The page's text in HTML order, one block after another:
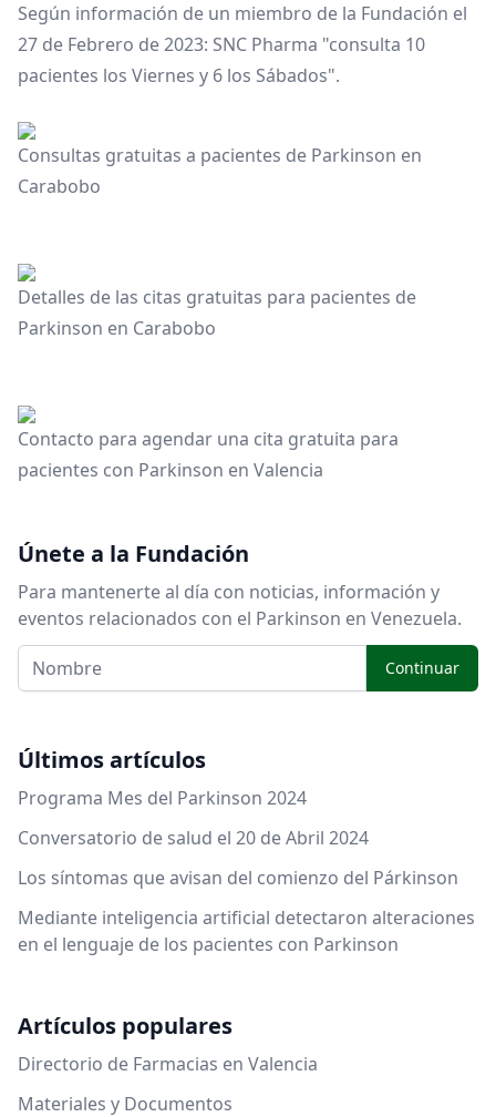
Según información de un miembro de la Fundación el
27 de Febrero de 2023: SNC Pharma "consulta 10
pacientes los Viernes y 6 los Sábados".
Consultas gratuitas a pacientes de Parkinson en
Carabobo
Detalles de las citas gratuitas para pacientes de
Parkinson en Carabobo
Contacto para agendar una cita gratuita para
pacientes con Parkinson en Valencia
Únete a la Fundación
Para mantenerte al día con noticias, información y
eventos relacionados con el Parkinson en Venezuela.
Continuar
Últimos artículos
Programa Mes del Parkinson 2024
Conversatorio de salud el 20 de Abril 2024
Los síntomas que avisan del comienzo del Párkinson
Mediante inteligencia artificial detectaron alteraciones
en el lenguaje de los pacientes con Parkinson
Artículos populares
Directorio de Farmacias en Valencia
Materiales y Documentos